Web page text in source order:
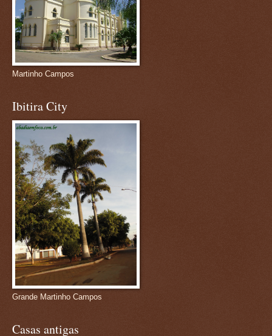
Martinho Campos
Ibitira City
Grande Martinho Campos
Casas antigas